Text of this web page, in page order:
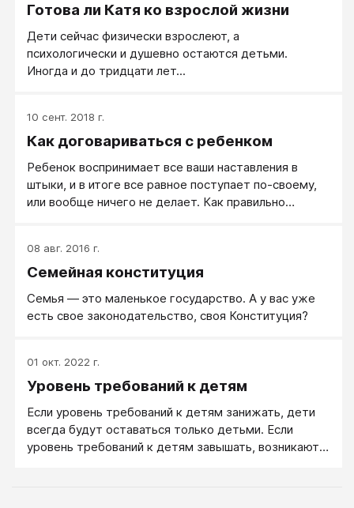
Готова ли Катя ко взрослой жизни
Дети сейчас физически взрослеют, а
психологически и душевно остаются детьми.
Иногда и до тридцати лет...
10 сент. 2018 г.
Как договариваться с ребенком
Ребенок воспринимает все ваши наставления в
штыки, и в итоге все равное поступает по-своему,
или вообще ничего не делает. Как правильно
08 авг. 2016 г.
Семейная конституция
Семья — это маленькое государство. А у вас уже
есть свое законодательство, своя Конституция?
01 окт. 2022 г.
Уровень требований к детям
Если уровень требований к детям занижать, дети
всегда будут оставаться только детьми. Если
уровень требований к детям завышать, возникают